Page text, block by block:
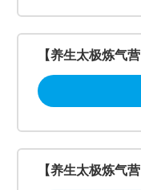
【养生太极炼气
【养生太极炼气